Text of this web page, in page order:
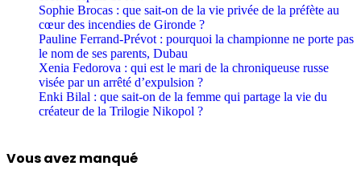
Sophie Brocas : que sait-on de la vie privée de la préfète au
cœur des incendies de Gironde ?
Pauline Ferrand-Prévot : pourquoi la championne ne porte pas
le nom de ses parents, Dubau
Xenia Fedorova : qui est le mari de la chroniqueuse russe
visée par un arrêté d’expulsion ?
Enki Bilal : que sait-on de la femme qui partage la vie du
créateur de la Trilogie Nikopol ?
Vous avez manqué